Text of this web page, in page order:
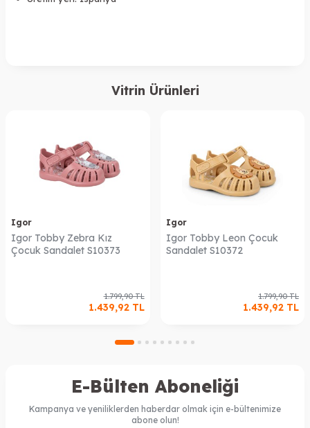
Vitrin Ürünleri
Igor
Igor Tobby Zebra Kız
Çocuk Sandalet S10373
1.799,90TL
1.439,92TL
Igor
Igor Tobby Leon Çocuk
Sandalet S10372
1.799,90TL
1.439,92 TL
E-Bülten Aboneliği
Kampanya ve yeniliklerden haberdar olmak için e-bültenimize
abone olun!